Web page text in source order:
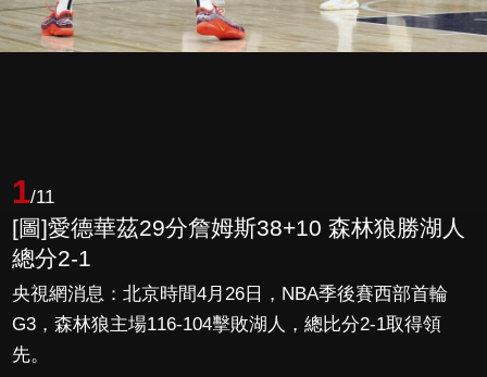
1/11
[圖]愛德華茲29分詹姆斯38+10 森林狼勝湖人
總分2-1
央視網消息：北京時間4月26日，NBA季後賽西部首輪
G3，森林狼主場116-104擊敗湖人，總比分2-1取得領
先。